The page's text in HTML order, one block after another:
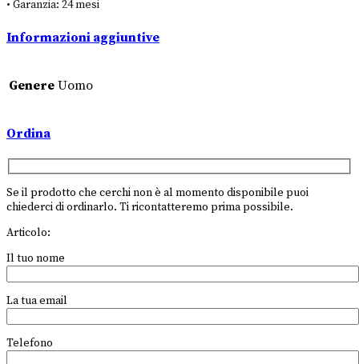
• Garanzia: 24 mesi
Informazioni aggiuntive
Genere Uomo
Ordina
Se il prodotto che cerchi non è al momento disponibile puoi
chiederci di ordinarlo. Ti ricontatteremo prima possibile.
Articolo:
Il tuo nome
La tua email
Telefono